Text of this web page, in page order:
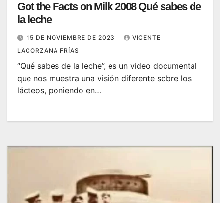
Got the Facts on Milk 2008 Qué sabes de
la leche
15 DE NOVIEMBRE DE 2023
VICENTE
LACORZANA FRÍAS
“Qué sabes de la leche”, es un video documental
que nos muestra una visión diferente sobre los
lácteos, poniendo en…